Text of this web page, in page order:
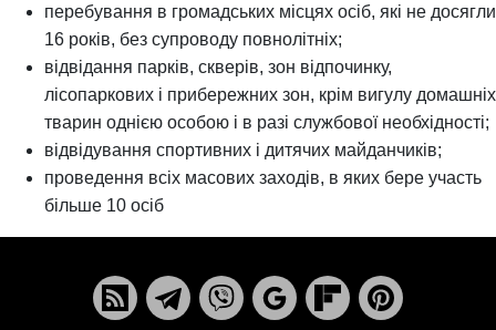
перебування в громадських місцях осіб, які не досягли
16 років, без супроводу повнолітніх;
відвідання парків, скверів, зон відпочинку,
лісопаркових і прибережних зон, крім вигулу домашніх
тварин однією особою і в разі службової необхідності;
відвідування спортивних і дитячих майданчиків;
проведення всіх масових заходів, в яких бере участь
більше 10 осіб